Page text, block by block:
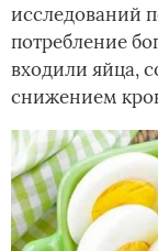
исследований
потребление
входили яйца,
снижением